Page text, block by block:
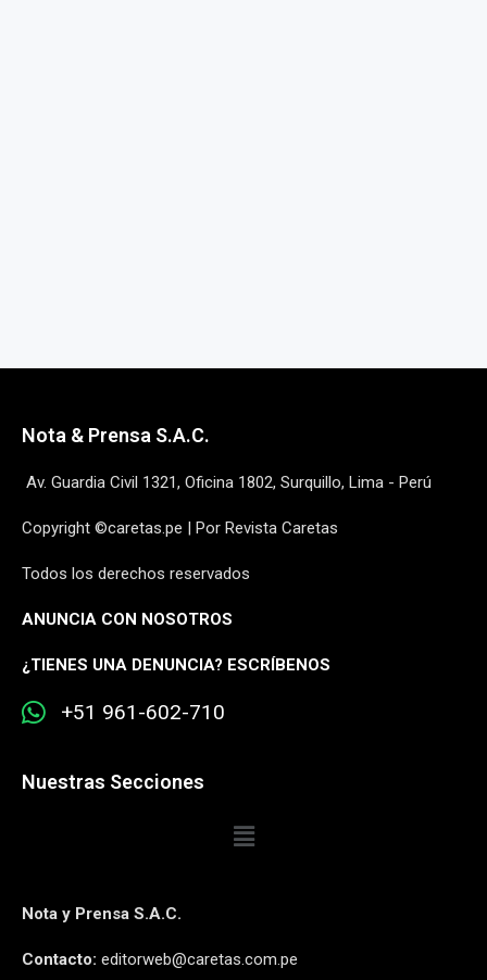
Nota & Prensa S.A.C.
Av. Guardia Civil 1321, Oficina 1802, Surquillo, Lima - Perú
Copyright ©caretas.pe | Por Revista Caretas
Todos los derechos reservados
ANUNCIA CON NOSOTROS
¿TIENES UNA DENUNCIA? ESCRÍBENOS
+51 961-602-710
Nuestras Secciones
Nota y Prensa S.A.C.
Contacto: editorweb@caretas.com.pe